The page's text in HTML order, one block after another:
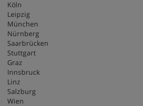
Köln
Leipzig
München
Nürnberg
Saarbrücken
Stuttgart
Graz
Innsbruck
Linz
Salzburg
Wien